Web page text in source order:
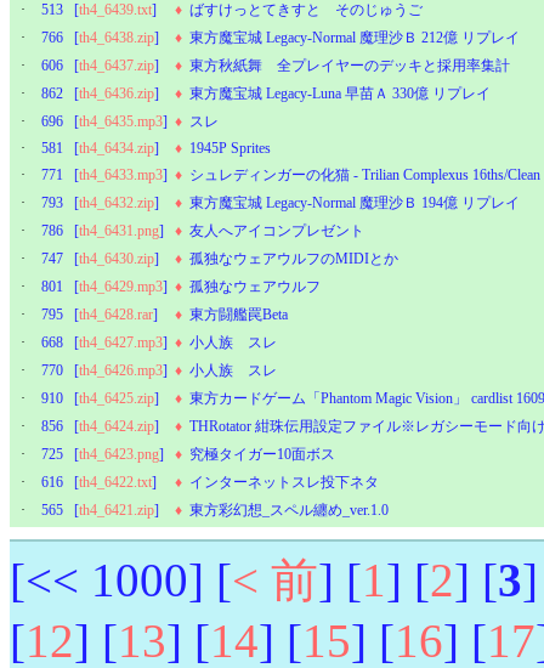
·
513 [th4_6439.txt] ♦ ばすけっとてきすと そのじゅうご
·
766 [th4_6438.zip] ♦ 東方魔宝城 Legacy-Normal 魔理沙Ｂ 212億 リプレイ
·
606 [th4_6437.zip] ♦ 東方秋紙舞 全プレイヤーのデッキと採用率集計
·
862 [th4_6436.zip] ♦ 東方魔宝城 Legacy-Luna 早苗Ａ 330億 リプレイ
·
696 [th4_6435.mp3] ♦ スレ
·
581 [th4_6434.zip] ♦ 1945P Sprites
·
771 [th4_6433.mp3] ♦ シュレディンガーの化猫 - Trilian Complexus 16ths/Clean
·
793 [th4_6432.zip] ♦ 東方魔宝城 Legacy-Normal 魔理沙Ｂ 194億 リプレイ
·
786 [th4_6431.png] ♦ 友人へアイコンプレゼント
·
747 [th4_6430.zip] ♦ 孤独なウェアウルフのMIDIとか
·
801 [th4_6429.mp3] ♦ 孤独なウェアウルフ
·
795 [th4_6428.rar] ♦ 東方闘艦罠Beta
·
668 [th4_6427.mp3] ♦ 小人族 スレ
·
770 [th4_6426.mp3] ♦ 小人族 スレ
·
910 [th4_6425.zip] ♦ 東方カードゲーム「Phantom Magic Vision」 cardlist
·
856 [th4_6424.zip] ♦ THRotator 紺珠伝用設定ファイル※レガシーモード向
·
725 [th4_6423.png] ♦ 究極タイガー10面ボス
·
616 [th4_6422.txt] ♦ インターネットスレ投下ネタ
·
565 [th4_6421.zip] ♦ 東方彩幻想_スペル纏め_ver.1.0
[<< 1000] [< 前] [1] [2] [3
[12] [13] [14] [15] [16] [17